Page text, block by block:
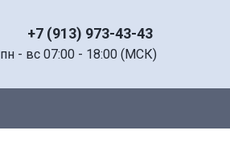
+7 (913) 973-43-43
пн - вс 07:00 - 18:00 (МСК)